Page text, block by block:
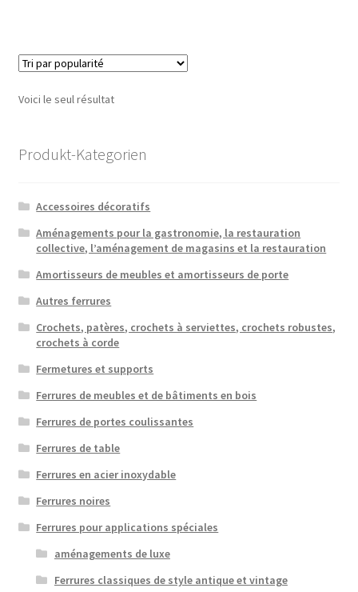
Voici le seul résultat
Produkt-Kategorien
Accessoires décoratifs
Aménagements pour la gastronomie, la restauration
collective, l’aménagement de magasins et la restauration
Amortisseurs de meubles et amortisseurs de porte
Autres ferrures
Crochets, patères, crochets à serviettes, crochets robustes,
crochets à corde
Fermetures et supports
Ferrures de meubles et de bâtiments en bois
Ferrures de portes coulissantes
Ferrures de table
Ferrures en acier inoxydable
Ferrures noires
Ferrures pour applications spéciales
aménagements de luxe
Ferrures classiques de style antique et vintage